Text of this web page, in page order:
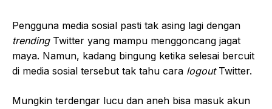
Pengguna media sosial pasti tak asing lagi dengan
trending Twitter yang mampu menggoncang jagat
maya. Namun, kadang bingung ketika selesai bercuit
di media sosial tersebut tak tahu cara logout Twitter.
Mungkin terdengar lucu dan aneh bisa masuk akun